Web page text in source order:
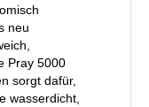
neu
Pray 5000
sorgt dafür,
wasserdicht,